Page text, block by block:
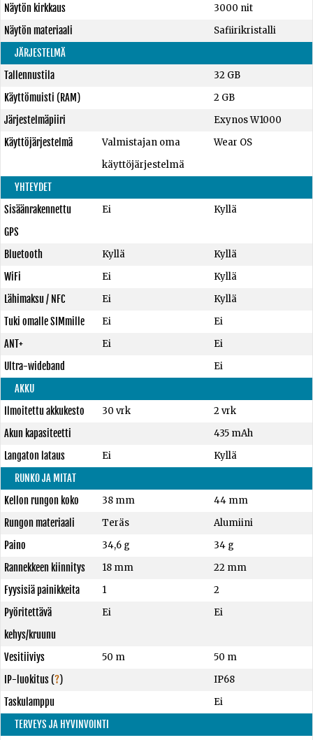
Näytön kirkkaus
3000 nit
Näytön materiaali
Safiirikristalli
JÄRJESTELMÄ
Tallennustila
32 GB
Käyttömuisti (RAM)
2 GB
Järjestelmäpiiri
Exynos W1000
Käyttöjärjestelmä
Valmistajan oma
käyttöjärjestelmä
Wear OS
YHTEYDET
Sisäänrakennettu
GPS
Ei Kyllä
Bluetooth Kyllä
Kyllä
WiFi
Ei
Kyllä
Lähimaksu / NFC
Ei
Kyllä
Tuki omalle SIMmille
Ei
Ei
ANT+
Ei
Ei
Ultra-wideband
Ei
AKKU
Ilmoitettu akkukesto
30 vrk
2 vrk
Akun kapasiteetti
435 mAh
Langaton lataus
Ei
Kyllä
RUNKO JA MITAT
Kellon rungon koko
38 mm
44 mm
Rungon materiaali
Teräs
Alumiini
Paino
34,6 g
34 g
Rannekkeen kiinnitys
18 mm
22 mm
Fyysisiä painikkeita
1
2
Pyöritettävä
kehys/kruunu
Ei Ei
Vesitiiviys 50 m
50 m
IP-luokitus(?)
IP68
Taskulamppu
Ei
TERVEYS JA HYVINVOINTI